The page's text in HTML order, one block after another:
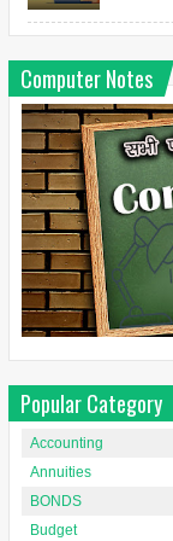
Computer Notes
Popular Category
Accounting
Annuities
BONDS
Budget